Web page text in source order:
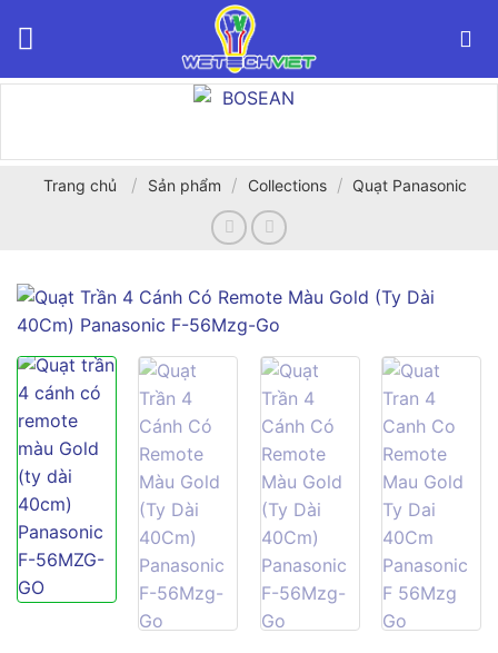
Trang chủ / Sản phẩm / Collections / Quạt Panasonic